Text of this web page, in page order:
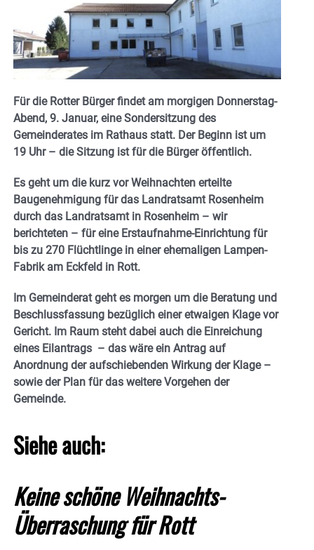
Für die Rotter Bürger findet am morgigen Donnerstag-
Abend, 9. Januar, eine Sondersitzung des
Gemeinderates im Rathaus statt. Der Beginn ist um
19 Uhr – die Sitzung ist für die Bürger öffentlich.
Es geht um die kurz vor Weihnachten erteilte
Baugenehmigung für das Landratsamt Rosenheim
durch das Landratsamt in Rosenheim – wir
berichteten – für eine Erstaufnahme-Einrichtung für
bis zu 270 Flüchtlinge in einer ehemaligen Lampen-
Fabrik am Eckfeld in Rott.
Im Gemeinderat geht es morgen um die Beratung und
Beschlussfassung bezüglich einer etwaigen Klage vor
Gericht. Im Raum steht dabei auch die Einreichung
eines Eilantrags – das wäre ein Antrag auf
Anordnung der aufschiebenden Wirkung der Klage –
sowie der Plan für das weitere Vorgehen der
Gemeinde.
Siehe auch:
Keine schöne Weihnachts-
Überraschung für Rott